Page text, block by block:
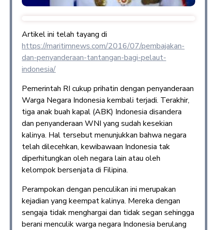
Artikel ini telah tayang di
https://maritimnews.com/2016/07/pembajakan-
dan-penyanderaan-tantangan-bagi-pelaut-
indonesia/
Pemerintah RI cukup prihatin dengan penyanderaan
Warga Negara Indonesia kembali terjadi. Terakhir,
tiga anak buah kapal (ABK) Indonesia disandera
dan penyanderaan WNI yang sudah kesekian
kalinya. Hal tersebut menunjukkan bahwa negara
telah dilecehkan, kewibawaan Indonesia tak
diperhitungkan oleh negara lain atau oleh
kelompok bersenjata di Filipina.
Perampokan dengan penculikan ini merupakan
kejadian yang keempat kalinya. Mereka dengan
sengaja tidak menghargai dan tidak segan sehingga
berani menculik warga negara Indonesia berulang